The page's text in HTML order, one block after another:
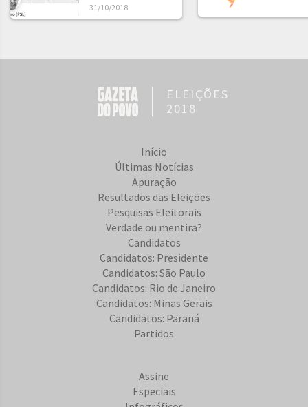
31/10/2018
ELEIÇÕES
2018
Início
Últimas Notícias
Apuração
Resultados das Eleições
Pesquisas Eleitorais
Verdade ou mentira?
Candidatos
Candidatos: Presidente
Candidatos: São Paulo
Candidatos: Rio de Janeiro
Candidatos: Minas Gerais
Candidatos: Paraná
Partidos
Assine
Especiais